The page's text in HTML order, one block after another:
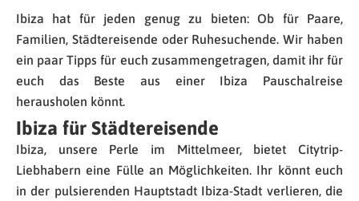
Ibiza hat für jeden genug zu bieten: Ob für Paare,
Familien, Städtereisende oder Ruhesuchende. Wir haben
ein paar Tipps für euch zusammengetragen, damit ihr für
euch das Beste aus einer Ibiza Pauschalreise
herausholen könnt.
Ibiza für Städtereisende
Ibiza, unsere Perle im Mittelmeer, bietet Citytrip-
Liebhabern eine Fülle an Möglichkeiten. Ihr könnt euch
in der pulsierenden Hauptstadt Ibiza-Stadt verlieren, die